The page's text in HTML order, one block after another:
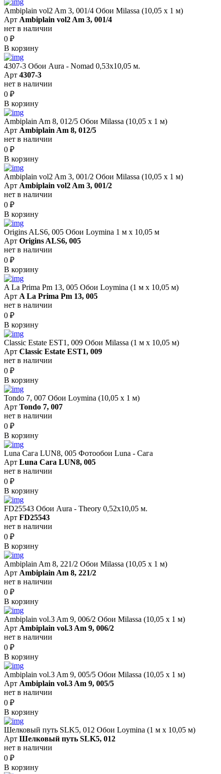
Ambiplain vol2 Am 3, 001/4 Обои Milassa (10,05 х 1 м)
Арт Ambiplain vol2 Am 3, 001/4
нет в наличии
0 ₽
В корзину
4307-3 Обои Aura - Nomad 0,53х10,05 м.
Арт 4307-3
нет в наличии
0 ₽
В корзину
Ambiplain Am 8, 012/5 Обои Milassa (10,05 х 1 м)
Арт Ambiplain Am 8, 012/5
нет в наличии
0 ₽
В корзину
Ambiplain vol2 Am 3, 001/2 Обои Milassa (10,05 х 1 м)
Арт Ambiplain vol2 Am 3, 001/2
нет в наличии
0 ₽
В корзину
Origins ALS6, 005 Обои Loymina 1 м х 10,05 м
Арт Origins ALS6, 005
нет в наличии
0 ₽
В корзину
A La Prima Pm 13, 005 Обои Loymina (1 м х 10,05 м)
Арт A La Prima Pm 13, 005
нет в наличии
0 ₽
В корзину
Classic Estate EST1, 009 Обои Milassa (1 м х 10,05 м)
Арт Classic Estate EST1, 009
нет в наличии
0 ₽
В корзину
Tondo 7, 007 Обои Loymina (10,05 х 1 м)
Арт Tondo 7, 007
нет в наличии
0 ₽
В корзину
Luna Сага LUN8, 005 Фотообои Luna - Сага
Арт Luna Сага LUN8, 005
нет в наличии
0 ₽
В корзину
FD25543 Обои Aura - Theory 0,52x10,05 м.
Арт FD25543
нет в наличии
0 ₽
В корзину
Ambiplain Am 8, 221/2 Обои Milassa (10,05 х 1 м)
Арт Ambiplain Am 8, 221/2
нет в наличии
0 ₽
В корзину
Ambiplain vol.3 Am 9, 006/2 Обои Milassa (10,05 х 1 м)
Арт Ambiplain vol.3 Am 9, 006/2
нет в наличии
0 ₽
В корзину
Ambiplain vol.3 Am 9, 005/5 Обои Milassa (10,05 х 1 м)
Арт Ambiplain vol.3 Am 9, 005/5
нет в наличии
0 ₽
В корзину
Шелковый путь SLK5, 012 Обои Loymina (1 м х 10,05 м)
Арт Шелковый путь SLK5, 012
нет в наличии
0 ₽
В корзину